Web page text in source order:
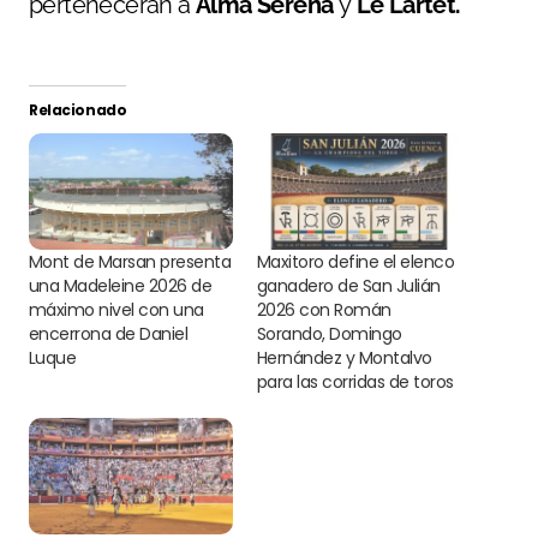
Relacionado
Mont de Marsan presenta
una Madeleine 2026 de
máximo nivel con una
encerrona de Daniel
Luque
Maxitoro define el elenco
ganadero de San Julián
2026 con Román
Sorando, Domingo
Hernández y Montalvo
para las corridas de toros